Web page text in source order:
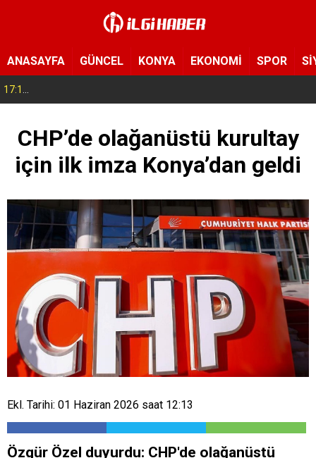
ANASAYFA GÜNCEL KONYA EKONOMİ SPOR
17:14
CHP’de olağanüstü kurultay
için ilk imza Konya’dan geldi
Ekl. Tarihi: 01 Haziran 2026 saat 12:13
Özgür Özel duyurdu: CHP'de olağanüstü